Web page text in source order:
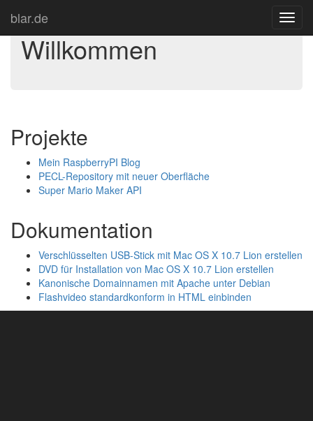
blar.de
Willkommen
Projekte
Mein RaspberryPI Blog
PECL-Repository mit neuer Oberfläche
Super Mario Maker API
Dokumentation
Verschlüsselten USB-Stick mit Mac OS X 10.7 Lion erstellen
DVD für Installation von Mac OS X 10.7 Lion erstellen
Kanonische Domainnamen mit Apache unter Debian
Flashvideo standardkonform in HTML einbinden